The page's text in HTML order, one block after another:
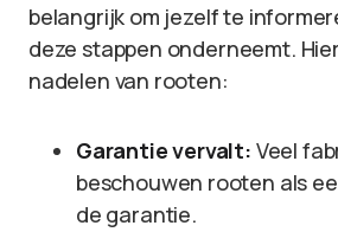
belangrijk om jezelf te
deze stappen onderneemt.
nadelen van rooten:
Garantie vervalt: Veel
beschouwen rooten als
de garantie.